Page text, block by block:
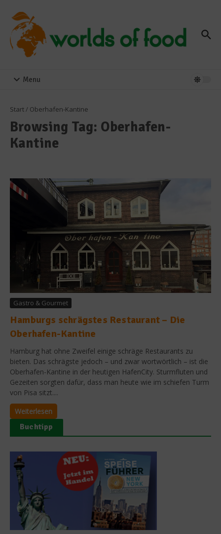
Menu
Start/ Oberhafen-Kantine
Browsing Tag: Oberhafen-
Kantine
Gastro & Gourmet
Hamburgs schrägstes Restaurant – Die
Oberhafen-Kantine
Hamburg hat ohne Zweifel einige schräge Restaurants zu
bieten. Das schrägste jedoch – und zwar wortwörtlich – ist die
Oberhafen-Kantine in der heutigen HafenCity. Sturmfluten und
Gezeiten sorgten dafür, dass man heute wie im schiefen Turm
von Pisa sitzt....
Weiterlesen
Buchtipp